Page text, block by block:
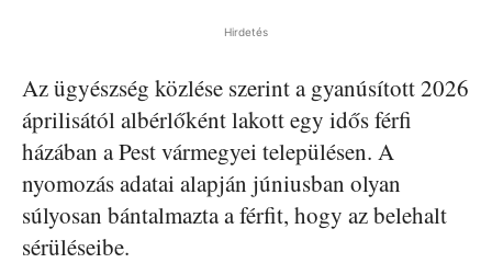
Hirdetés
Az ügyészség közlése szerint a gyanúsított 2026
áprilisától albérlőként lakott egy idős férfi
házában a Pest vármegyei településen. A
nyomozás adatai alapján júniusban olyan
súlyosan bántalmazta a férfit, hogy az belehalt
sérüléseibe.